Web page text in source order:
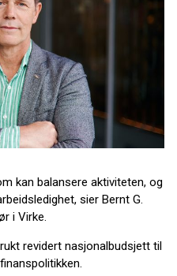
kan balansere aktiviteten, og
sier Bernt G.
i Virke.
revidert nasjonalbudsjett til